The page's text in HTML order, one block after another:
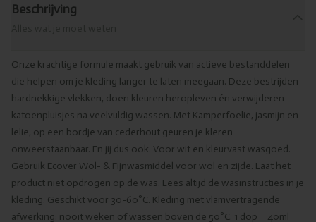
Beschrijving
Onze krachtige formule maakt gebruik van actieve bestanddelen
die helpen om je kleding langer te laten meegaan. Deze bestrijden
hardnekkige vlekken, doen kleuren heropleven én verwijderen
katoenpluisjes na veelvuldig wassen. Met Kamperfoelie, jasmijn en
lelie, op een bordje van cederhout geuren je kleren
onweerstaanbaar. En jij dus ook. Voor wit en kleurvast wasgoed.
Gebruik Ecover Wol- & Fijnwasmiddel voor wol en zijde. Laat het
product niet opdrogen op de was. Lees altijd de wasinstructies in je
kleding. Geschikt voor 30-60°C. Kleding met vlamvertragende
afwerking: nooit weken of wassen boven de 50°C. 1 dop = 40ml